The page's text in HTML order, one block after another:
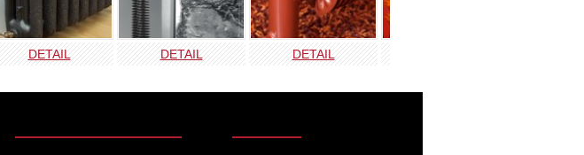
DETAIL DETAIL DETAIL